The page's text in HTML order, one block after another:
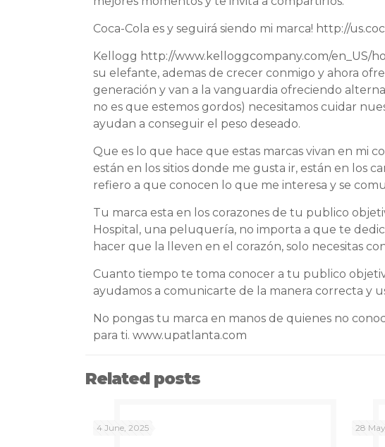
Coca-Cola es y seguirá siendo mi marca! http://
Kellogg http://www.kelloggcompany.com/en_US/
su elefante, ademas de crecer conmigo y ahora
generación y van a la vanguardia ofreciendo
no es que estemos gordos) necesitamos cuidar
ayudan a conseguir el peso deseado.
Que es lo que hace que estas marcas vivan en mi
están en los sitios donde me gusta ir, están en los
refiero a que conocen lo que me interesa y se
Tu marca esta en los corazones de tu publico
Hospital, una peluquería, no importa a que te
hacer que la lleven en el corazón, solo necesitas
Cuanto tiempo te toma conocer a tu publico
ayudamos a comunicarte de la manera correcta y
No pongas tu marca en manos de quienes no
para ti.www.upatlanta.com
Related posts
4 June, 2025 28